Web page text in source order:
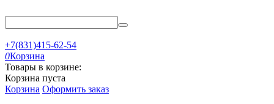
+7(831)415-62-54
0Корзина
Товары в корзине:
Корзина пуста
Корзина Оформить заказ